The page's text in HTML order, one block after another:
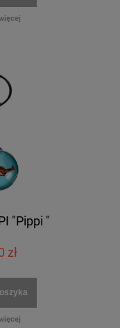
"Pippi "
zł